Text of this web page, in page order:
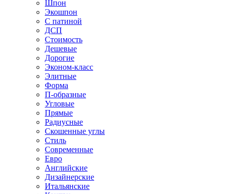
Шпон
Экошпон
С патиной
ДСП
Стоимость
Дешевые
Дорогие
Эконом-класс
Элитные
Форма
П-образные
Угловые
Прямые
Радиусные
Скошенные углы
Стиль
Современные
Евро
Английские
Дизайнерские
Итальянские